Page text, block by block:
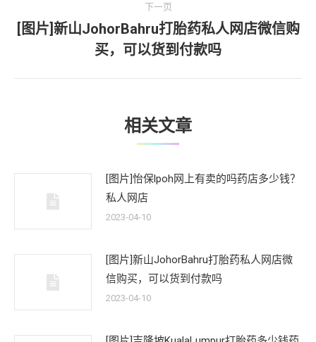
下一页
下
一
文
[图片]新山JohorBahru打胎药私人网店微信购
买，可以货到付款吗
相关文章
[图片]怡保lpoh网上有卖的吗药店多少钱？
私人网店
2023-04-10
[图片]新山JohorBahru打胎药私人网店微
信购买，可以货到付款吗
2023-04-10